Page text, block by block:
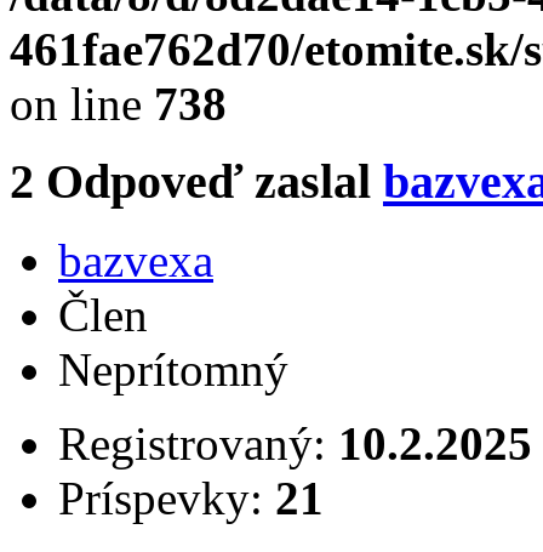
461fae762d70/
on line 738
2 Odpoveď zaslal
bazvexa
Člen
Neprítomný
Registrovaný: 10.2.2025
Príspevky: 21